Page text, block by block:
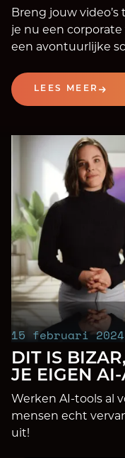
Breng jouw
je nu een
een avontuurlijke
echt bent!
LEES MEER
15 februari 2024
DIT IS
JE EIGEN AI-
Werken AI-tools al
mensen echt
uit!